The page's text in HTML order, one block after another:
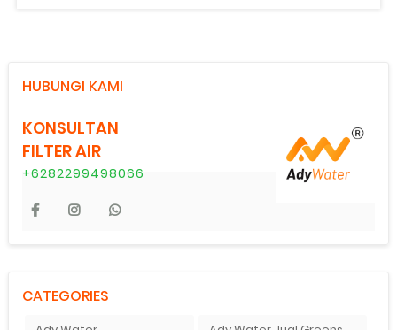
HUBUNGI KAMI
KONSULTAN
FILTER AIR
+6282299498066
CATEGORIES